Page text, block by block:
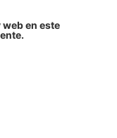
en este